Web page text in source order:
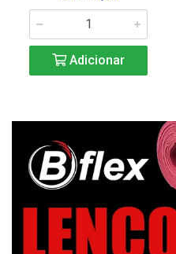
Adicionar